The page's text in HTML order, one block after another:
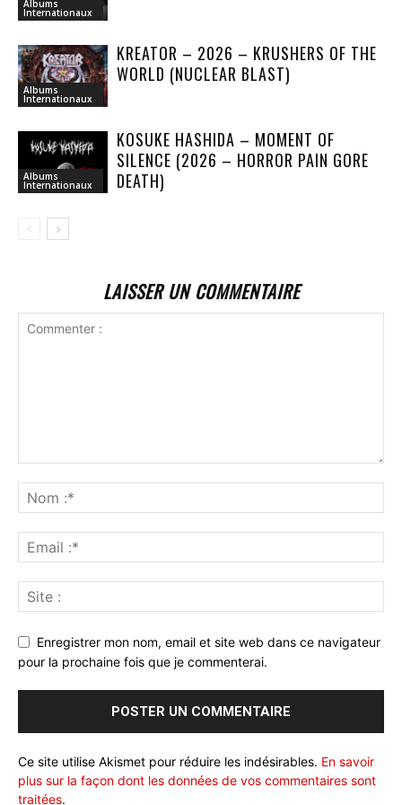
Albums
Internationaux
Albums
Internationaux
KREATOR – 2026 – KRUSHERS OF THE
WORLD (NUCLEAR BLAST)
Albums
Internationaux
KOSUKE HASHIDA – MOMENT OF
SILENCE (2026 – HORROR PAIN GORE
DEATH)
LAISSER UN COMMENTAIRE
Enregistrer mon nom, email et site web dans ce navigateur
pour la prochaine fois que je commenterai.
Ce site utilise Akismet pour réduire les indésirables. En savoir
plus sur la façon dont les données de vos commentaires sont
traitées.